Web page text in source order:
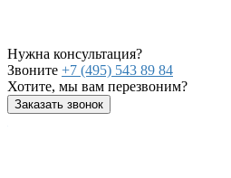
Нужна консультация?
Звоните +7 (495) 543 89 84
Хотите, мы вам перезвоним?
Заказать звонок